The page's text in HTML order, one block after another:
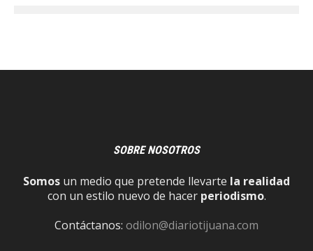
SOBRE NOSOTROS
Somos un medio que pretende llevarte la realidad
con un estilo nuevo de hacer periodismo.
Contáctanos: odilon@diariotijuana.com